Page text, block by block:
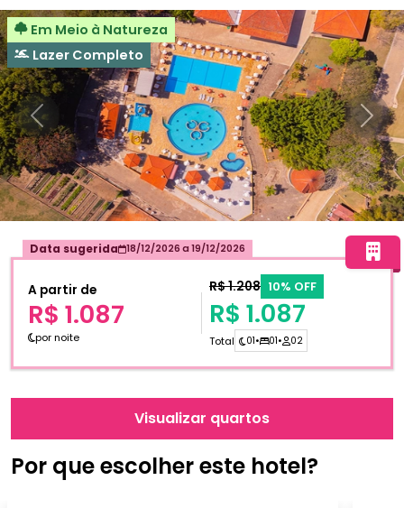
Anterior
Em Meio à Natureza
Lazer Completo
Por que escolher este hotel?
Data sugerida 18/12/2026 a 19/12/2026
A partir de
R$ 1.087
por noite
R$ 1.208 10% OFF
R$ 1.087
Total 01• 01• 02
Visualizar quartos